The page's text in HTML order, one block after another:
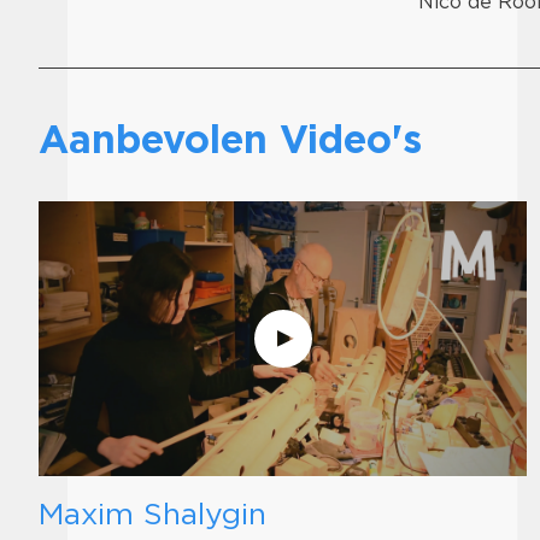
Aanbevolen Video's
Maxim Shalygin